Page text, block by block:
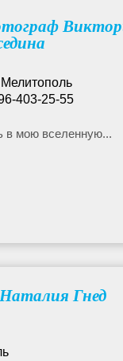
Мелитополь
403-25-55
в мою вселенную...
Гнед